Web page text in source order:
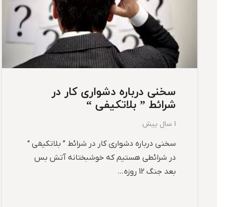
سخنی درباره دشواری کار در
شرائط ” بلاتکیفی “
1 سال پیش
سخنی درباره دشواری کار در شرائط ” بلاتکیفی “
در شرائطی هستیم که خوشبختانه آتش بس
بعد جنگ 12 روزه…